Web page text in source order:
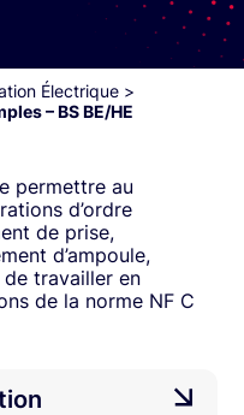
Électrique >
– BS BE/HE
permettre au
d’ordre
de prise,
d’ampoule,
travailler en
de la norme NF C